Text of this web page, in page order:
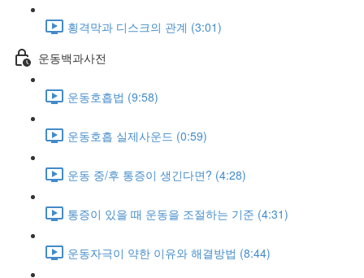
횡격막과 디스크의 관계 (3:01)
운동백과사전
운동호흡법 (9:58)
운동호흡 실제사운드 (0:59)
운동 중/후 통증이 생긴다면? (4:28)
통증이 있을 때 운동을 조절하는 기준 (4:31)
운동자극이 약한 이유와 해결방법 (8:44)